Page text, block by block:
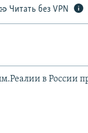
Читать без VPN
в России